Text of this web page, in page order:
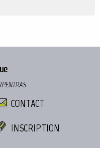
CONTACT
INSCRIPTION